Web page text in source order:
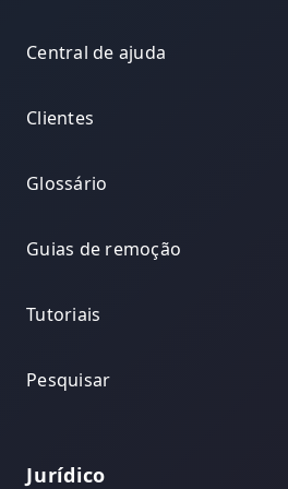
Central de ajuda
Clientes
Glossário
Guias de remoção
Tutoriais
Pesquisar
Jurídico